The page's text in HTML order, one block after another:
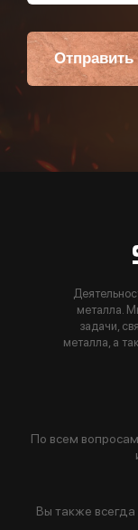
Отправить
Пользуясь данной
металла.
задачи,
металла, а
По всем
Вы также